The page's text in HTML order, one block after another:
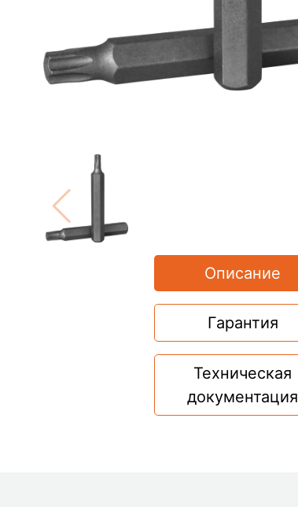
Описание
Гарантия
Техническая
документация